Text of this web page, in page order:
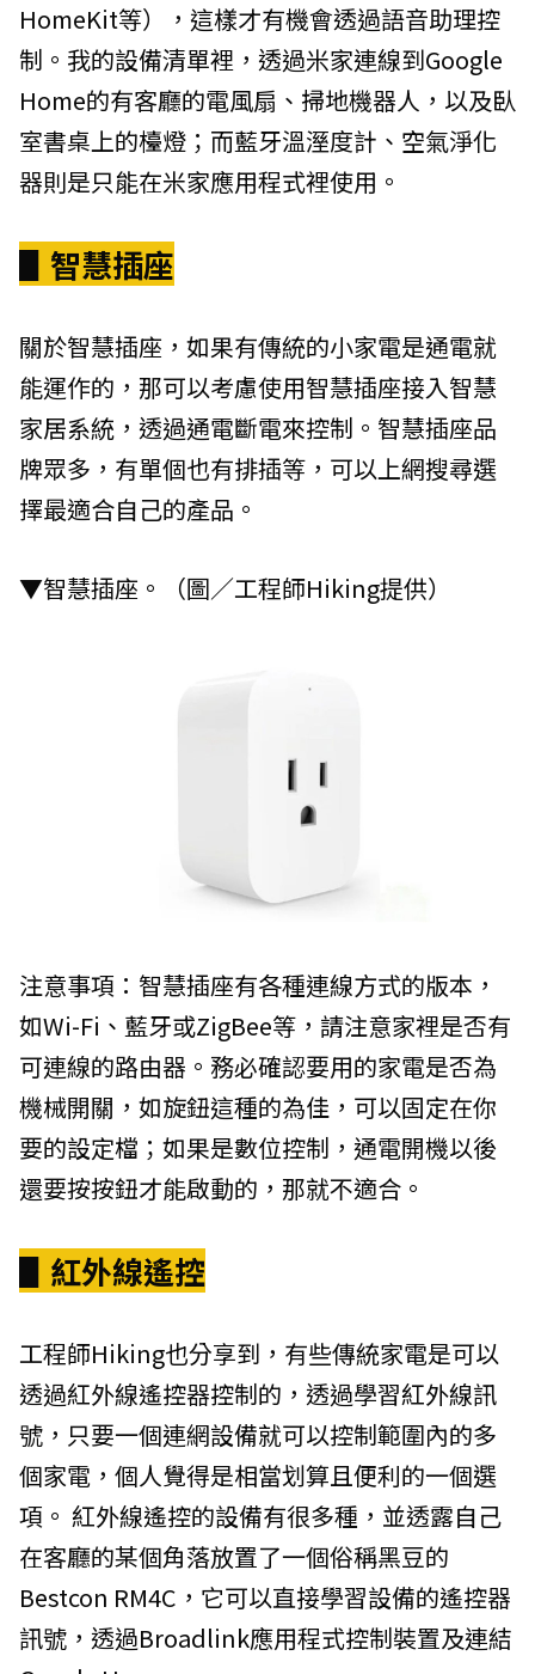
HomeKit等），這樣才有機會透過語音助理控
制。我的設備清單裡，透過米家連線到Google
Home的有客廳的電風扇、掃地機器人，以及臥
室書桌上的檯燈；而藍牙溫溼度計、空氣淨化
器則是只能在米家應用程式裡使用。
▋智慧插座
關於智慧插座，如果有傳統的小家電是通電就
能運作的，那可以考慮使用智慧插座接入智慧
家居系統，透過通電斷電來控制。智慧插座品
牌眾多，有單個也有排插等，可以上網搜尋選
擇最適合自己的產品。
▼智慧插座。（圖／工程師Hiking提供）
注意事項：智慧插座有各種連線方式的版本，
如Wi-Fi、藍牙或ZigBee等，請注意家裡是否有
可連線的路由器。務必確認要用的家電是否為
機械開關，如旋鈕這種的為佳，可以固定在你
要的設定檔；如果是數位控制，通電開機以後
還要按按鈕才能啟動的，那就不適合。
▋紅外線遙控
工程師Hiking也分享到，有些傳統家電是可以
透過紅外線遙控器控制的，透過學習紅外線訊
號，只要一個連網設備就可以控制範圍內的多
個家電，個人覺得是相當划算且便利的一個選
項。 紅外線遙控的設備有很多種，並透露自己
在客廳的某個角落放置了一個俗稱黑豆的
Bestcon RM4C，它可以直接學習設備的遙控器
訊號，透過Broadlink應用程式控制裝置及連結